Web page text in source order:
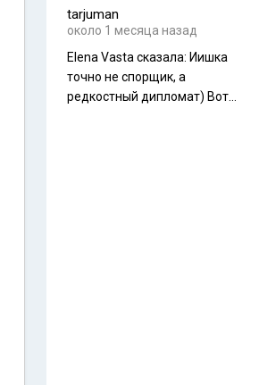
tarjuman
около 1 месяца назад
Elena Vasta сказалa: Иишка
точно не спорщик, а
редкостный дипломат) Вот,